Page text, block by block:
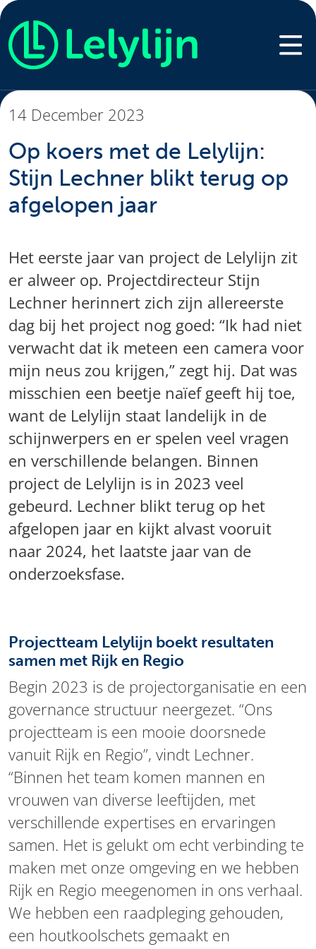
14 December 2023
Op koers met de Lelylijn:
Stijn Lechner blikt terug op
afgelopen jaar
Het eerste jaar van project de Lelylijn zit
er alweer op. Projectdirecteur Stijn
Lechner herinnert zich zijn allereerste
dag bij het project nog goed: “Ik had niet
verwacht dat ik meteen een camera voor
mijn neus zou krijgen,” zegt hij. Dat was
misschien een beetje naïef geeft hij toe,
want de Lelylijn staat landelijk in de
schijnwerpers en er spelen veel vragen
en verschillende belangen. Binnen
project de Lelylijn is in 2023 veel
gebeurd. Lechner blikt terug op het
afgelopen jaar en kijkt alvast vooruit
naar 2024, het laatste jaar van de
onderzoeksfase.
Projectteam Lelylijn boekt resultaten
samen met Rijk en Regio
Begin 2023 is de projectorganisatie en een
governance structuur neergezet. “Ons
projectteam is een mooie doorsnede
vanuit Rijk en Regio”, vindt Lechner.
“Binnen het team komen mannen en
vrouwen van diverse leeftijden, met
verschillende expertises en ervaringen
samen. Het is gelukt om echt verbinding te
maken met onze omgeving en we hebben
Rijk en Regio meegenomen in ons verhaal.
We hebben een raadpleging gehouden,
een houtkoolschets gemaakt en